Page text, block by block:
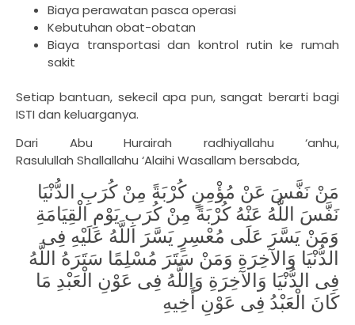
Biaya perawatan pasca operasi
Kebutuhan obat-obatan
Biaya transportasi dan kontrol rutin ke rumah
sakit
Setiap bantuan, sekecil apa pun, sangat berarti bagi
ISTI dan keluarganya.
Dari Abu Hurairah radhiyallahu ‘anhu,
Rasulullah Shallallahu ‘Alaihi Wasallam bersabda,
مَنْ نَفَّسَ عَنْ مُؤْمِنٍ كُرْبَةً مِنْ كُرَبِ الدُّنْيَا
نَفَّسَ اللَّهُ عَنْهُ كُرْبَةً مِنْ كُرَبِ يَوْمِ الْقِيَامَةِ
وَمَنْ يَسَّرَ عَلَى مُعْسِرٍ يَسَّرَ اللَّهُ عَلَيْهِ فِى
الدُّنْيَا وَالآخِرَةِ وَمَنْ سَتَرَ مُسْلِمًا سَتَرَهُ اللَّهُ
فِى الدُّنْيَا وَالآخِرَةِ وَاللَّهُ فِى عَوْنِ الْعَبْدِ مَا
كَانَ الْعَبْدُ فِى عَوْنِ أَخِيهِ